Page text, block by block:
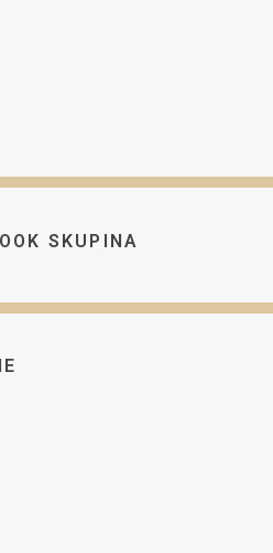
SKUPINA